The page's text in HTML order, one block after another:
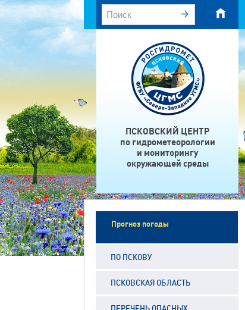
ПСКОВСКИЙ ЦЕНТР
по гидрометеорологии
и мониторингу
окружающей среды
Прогноз погоды
ПО ПСКОВУ
ПСКОВСКАЯ ОБЛАСТЬ